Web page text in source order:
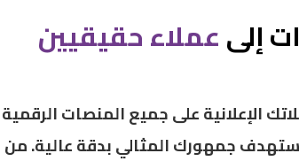
إلىعملاء حقيقيين
الإعلانية على جميع المنصات الرقمية
جمهورك المثالي بدقة عالية. من